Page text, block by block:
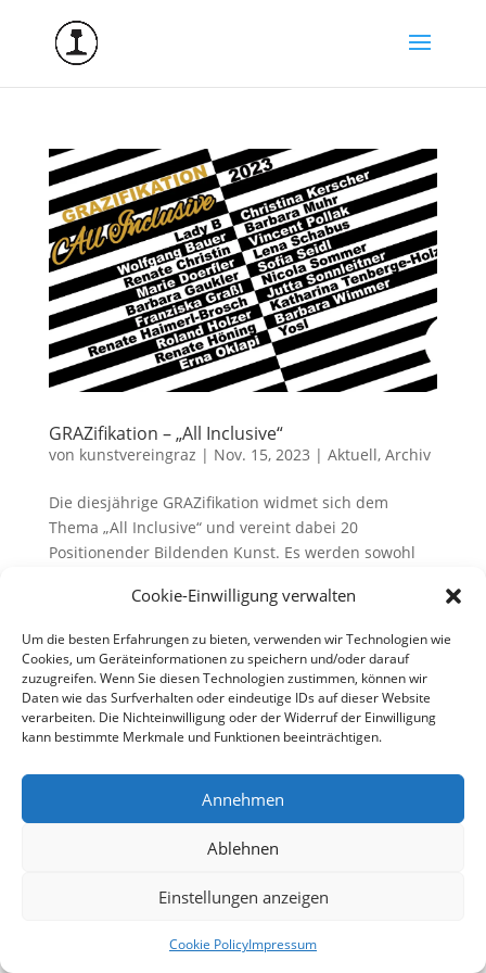
Cookie-Einwilligung verwalten
Um die besten Erfahrungen zu bieten, verwenden wir Technologien wie
Cookies, um Geräteinformationen zu speichern und/oder darauf
zuzugreifen. Wenn Sie diesen Technologien zustimmen, können wir
Daten wie das Surfverhalten oder eindeutige IDs auf dieser Website
verarbeiten. Die Nichteinwilligung oder der Widerruf der Einwilligung
kann bestimmte Merkmale und Funktionen beeinträchtigen.
Annehmen
Ablehnen
Einstellungen anzeigen
Cookie PolicyImpressum
GRAZifikation – „All Inclusive“
von kunstvereingraz | Nov. 15, 2023 | Aktuell, Archiv
Die diesjährige GRAZifikation widmet sich dem
Thema „All Inclusive“ und vereint dabei 20
Positionender Bildenden Kunst. Es werden sowohl
auch dieihrer FreundInnen ausgestellt. Die
© 2025 KunstvereinGRAZ e.V. |
Datenschutzerklärung|Cookie Policy|Impressum